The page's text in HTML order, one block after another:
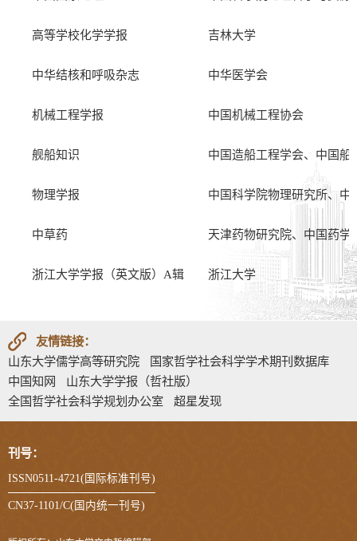
高等学校化学学报 吉林大学
中华结核和呼吸杂志 中华医学会
机械工程学报 中国机械工程协会
舰船知识 中国造船工程学会、中国
物理学报 中国科学院物理研究所、中
中草药 天津药物研究院、中国药学
浙江大学学报（英文版）A辑 浙江大学
友情链接：
山东大学儒学高等研究院
国家哲学社会科学学术期刊数据库
中国知网
山东大学学报（哲社版）
全国哲学社会科学规划办公室
超星发现
刊号：
ISSN0511-4721(国际标准刊号)
CN37-1101/C(国内统一刊号)